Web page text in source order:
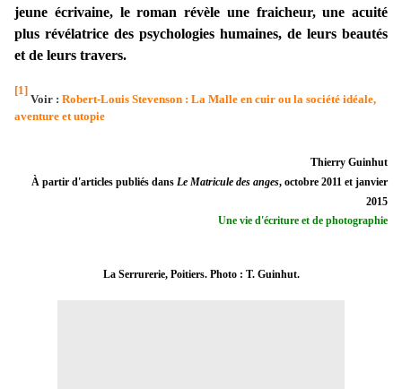
jeune écrivaine, le roman révèle une fraicheur, une acuité
plus révélatrice des psychologies humaines, de leurs beautés
et de leurs travers.
[1]
Voir : Robert-Louis Stevenson : La Malle en cuir ou la société idéale,
aventure et utopie
Thierry Guinhut
À partir d'articles publiés dans Le Matricule des anges, octobre 2011 et janvier
2015
Une vie d'écriture et de photographie
La Serrurerie, Poitiers. Photo : T. Guinhut.